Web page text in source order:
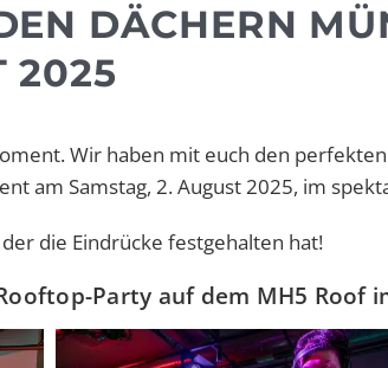
DÄCHERN
2025
Wir haben mit euch den
am Samstag, 2. August 2025, im
die Eindrücke festgehalten hat!
Party auf dem MH5 Roof